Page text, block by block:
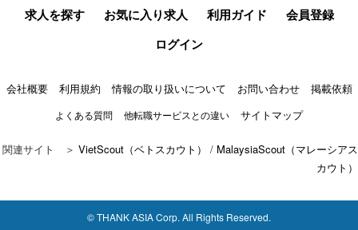
求人を探す お気に入り求人 利用ガイド
会員登録
ログイン
会社概要 利用規約 情報の取り扱いについて お問い合わせ 掲載依頼
よくある質問 他転職サービスとの違い サイトマップ
関連サイト ＞ VietScout（ベトスカウト） / MalaysiaScout（マレーシアス
カウト）
© THANK ASIA Corp. All Rights Reserved.